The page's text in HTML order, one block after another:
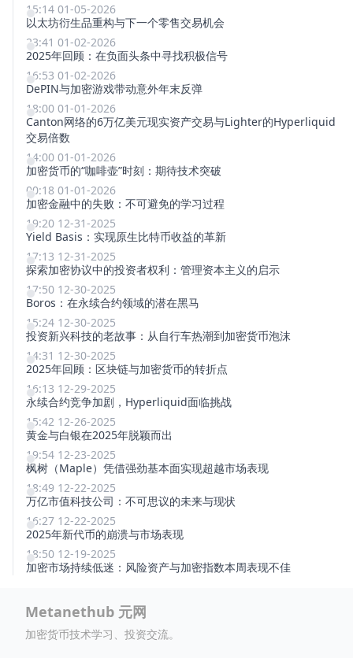
15:14 01-05-2026
以太坊衍生品重构与下一个零售交易机会
23:41 01-02-2026
2025年回顾：在负面头条中寻找积极信号
16:53 01-02-2026
DePIN与加密游戏带动意外年末反弹
18:00 01-01-2026
Canton网络的6万亿美元现实资产交易与Lighter的Hyperliquid
交易倍数
14:00 01-01-2026
加密货币的“咖啡壶”时刻：期待技术突破
00:18 01-01-2026
加密金融中的失败：不可避免的学习过程
19:20 12-31-2025
Yield Basis：实现原生比特币收益的革新
17:13 12-31-2025
探索加密协议中的投资者权利：管理资本主义的启示
17:50 12-30-2025
Boros：在永续合约领域的潜在黑马
15:24 12-30-2025
投资新兴科技的老故事：从自行车热潮到加密货币泡沫
14:31 12-30-2025
2025年回顾：区块链与加密货币的转折点
16:13 12-29-2025
永续合约竞争加剧，Hyperliquid面临挑战
15:42 12-26-2025
黄金与白银在2025年脱颖而出
19:54 12-23-2025
枫树（Maple）凭借强劲基本面实现超越市场表现
18:49 12-22-2025
万亿市值科技公司：不可思议的未来与现状
16:27 12-22-2025
2025年新代币的崩溃与市场表现
18:50 12-19-2025
加密市场持续低迷：风险资产与加密指数本周表现不佳
Metanethub 元网
加密货币技术学习、投资交流。